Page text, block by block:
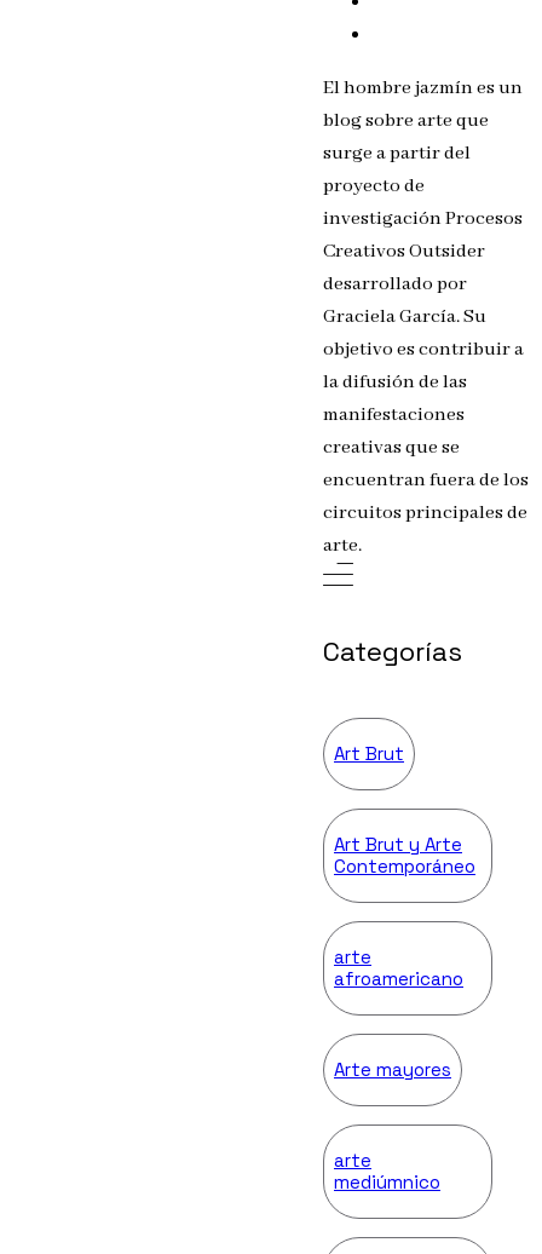
El hombre jazmín es un
blog sobre arte que
surge a partir del
proyecto de
investigación Procesos
Creativos Outsider
desarrollado por
Graciela García. Su
objetivo es contribuir a
la difusión de las
manifestaciones
creativas que se
encuentran fuera de los
circuitos principales de
arte.
Categorías
Art Brut
Art Brut y Arte
Contemporáneo
arte
afroamericano
Arte mayores
arte
mediúmnico